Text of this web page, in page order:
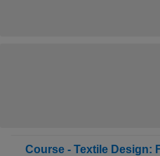
Course - Textile Design: